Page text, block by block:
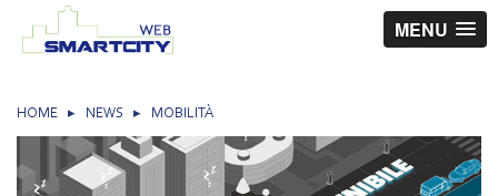
MENU
HOME ▸ NEWS ▸ MOBILITÀ